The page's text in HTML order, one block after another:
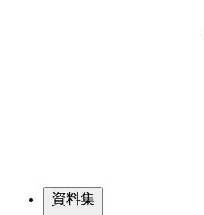
資料集